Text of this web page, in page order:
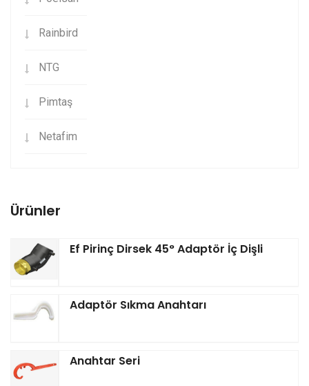
Rainbird
NTG
Pimtaş
Netafim
Ürünler
Ef Pirinç Dirsek 45° Adaptör İç Dişli
Adaptör Sıkma Anahtarı
Anahtar Seri